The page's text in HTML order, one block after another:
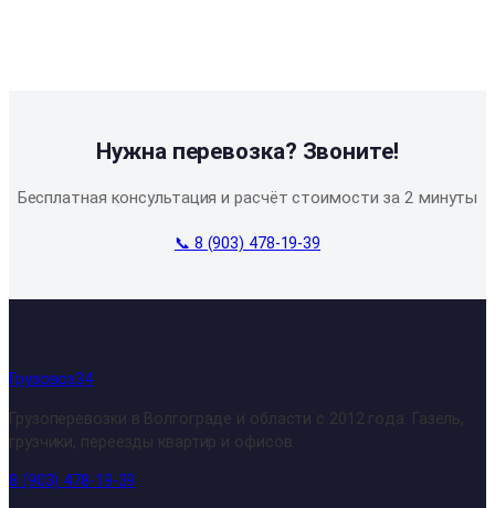
Нужна перевозка? Звоните!
Бесплатная консультация и расчёт стоимости за 2 минуты
📞 8 (903) 478-19-39
Грузовоз34
Грузоперевозки в Волгограде и области с 2012 года. Газель,
грузчики, переезды квартир и офисов.
8 (903) 478-19-39